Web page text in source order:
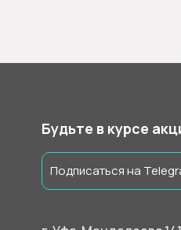
Будьте в курсе
Подписаться на